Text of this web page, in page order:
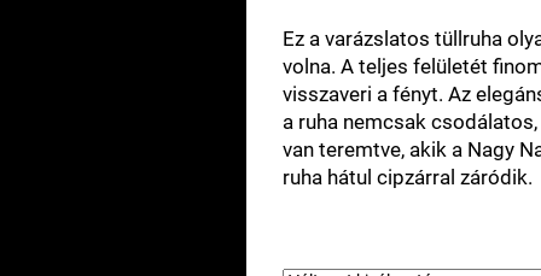
0,0
csillag.
Ez a varázslatos tüllruha
volna. A teljes felületét
visszaveri a fényt. Az
a ruha nemcsak
van teremtve, akik a Nagy
ruha hátul cipzárral záródik.